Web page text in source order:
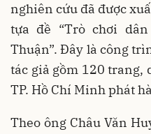
nghiên cứu đã được
tựa đề “Trò chơi
Thuận”. Đây là công
tác giả gồm 120 trang,
TP. Hồ Chí Minh phát
Theo ông Châu Văn